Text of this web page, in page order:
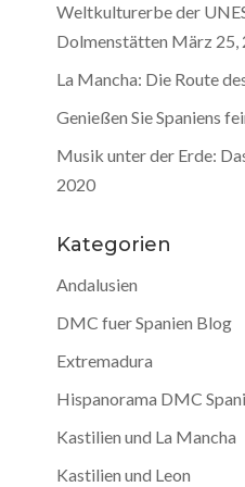
Weltkulturerbe der
Dolmenstätten März 25,
La Mancha: Die Route
Genießen Sie Spaniens
Musik unter der Erde:
2020
Kategorien
Andalusien
DMC fuer Spanien Blog
Extremadura
Hispanorama DMC
Kastilien und La Mancha
Kastilien und Leon